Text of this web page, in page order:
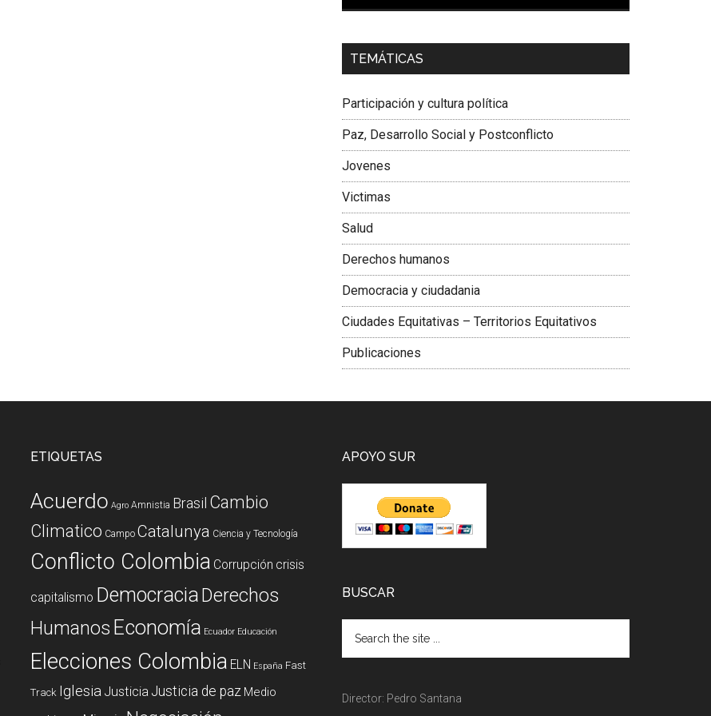
Dra. Carolina Corcho Mejía,
Latinoamericana Sur, Vicepresidenta Federación
TEMÁTICAS
Participación y cultura política
Paz, Desarrollo Social y Postconflicto
Jovenes
Victimas
Salud
Derechos humanos
Democracia y ciudadania
Ciudades Equitativas – Territorios Equitativos
Publicaciones
ETIQUETAS
Acuerdo Agro Amnistia Brasil Cambio
Climatico Campo Catalunya Ciencia y Tecnología
Conflicto Colombia Corrupción crisis
capitalismo DemocraciaDerechos
Humanos Economía Ecuador Educación
Elecciones Colombia ELN España Fast
Track Iglesia Justicia Justicia de paz Medio
APOYO SUR
BUSCAR
Director: Pedro Santana